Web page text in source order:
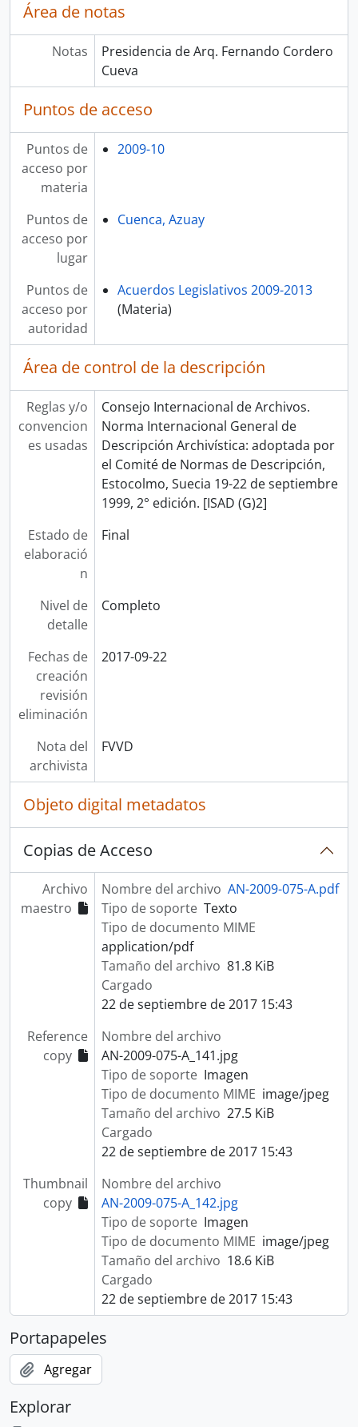
Área de notas
Notas
Presidencia de Arq. Fernando Cordero
Cueva
Puntos de acceso
Puntos de
acceso por
materia
2009-10
Puntos de
acceso por
lugar
Cuenca, Azuay
Puntos de
acceso por
autoridad
Acuerdos Legislativos 2009-2013
(Materia)
Área de control de la descripción
Reglas y/o
convencion
es usadas
Consejo Internacional de Archivos.
Norma Internacional General de
Descripción Archivística: adoptada por
el Comité de Normas de Descripción,
Estocolmo, Suecia 19-22 de septiembre
1999, 2° edición. [ISAD (G)2]
Estado de
elaboració
n
Final
Nivel de
detalle
Completo
Fechas de
creación
revisión
eliminación
2017-09-22
Nota del
archivista
FVVD
Objeto digital metadatos
Copias de Acceso
Archivo
maestro
Nombre del archivo AN-2009-075-A.pdf
Tipo de soporte Texto
Tipo de documento MIME
application/pdf
Tamaño del archivo 81.8 KiB
Cargado
22 de septiembre de 2017 15:43
Reference
copy
Nombre del archivo
AN-2009-075-A_141.jpg
Tipo de soporte Imagen
Tipo de documento MIME image/jpeg
Tamaño del archivo 27.5 KiB
Cargado
22 de septiembre de 2017 15:43
Thumbnail
copy
Nombre del archivo
AN-2009-075-A_142.jpg
Tipo de soporte Imagen
Tipo de documento MIME image/jpeg
Tamaño del archivo 18.6 KiB
Cargado
22 de septiembre de 2017 15:43
Portapapeles
Agregar
Explorar